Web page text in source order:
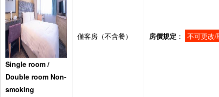
Single room /
Double room Non-
smoking
僅客房（不含餐） 房價規定 ： 不可更改/